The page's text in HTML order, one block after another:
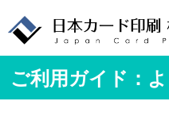
ご利用ガイド：